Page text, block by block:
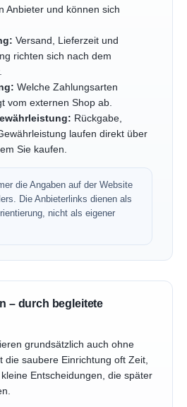
Anbieter und können sich
Versand, Lieferzeit und
richten sich nach dem
Welche Zahlungsarten
vom externen Shop ab.
Rückgabe,
laufen direkt über
Sie kaufen.
die Angaben auf der Website
Die Anbieterlinks dienen als
nicht als eigener
– durch begleitete
grundsätzlich auch ohne
die saubere Einrichtung oft Zeit,
Entscheidungen, die später